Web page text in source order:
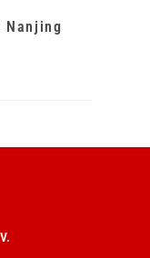
Nanjing